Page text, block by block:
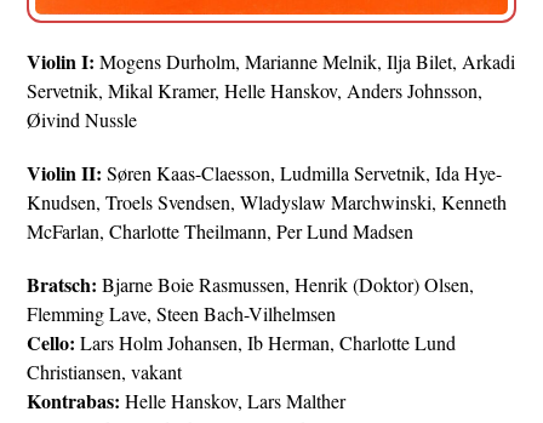
Violin I: Mogens Durholm, Marianne Melnik, Ilja Bilet, Arkadi
Servetnik, Mikal Kramer, Helle Hanskov, Anders Johnsson,
Øivind Nussle
Violin II: Søren Kaas-Claesson, Ludmilla Servetnik, Ida Hye-
Knudsen, Troels Svendsen, Wladyslaw Marchwinski, Kenneth
McFarlan, Charlotte Theilmann, Per Lund Madsen
Bratsch: Bjarne Boie Rasmussen, Henrik (Doktor) Olsen,
Flemming Lave, Steen Bach-Vilhelmsen
Cello: Lars Holm Johansen, Ib Herman, Charlotte Lund
Christiansen, vakant
Kontrabas: Helle Hanskov, Lars Malther